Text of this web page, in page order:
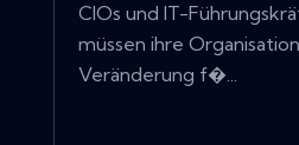
CIOs und IT-
müssen ihre
Veränderung f�...